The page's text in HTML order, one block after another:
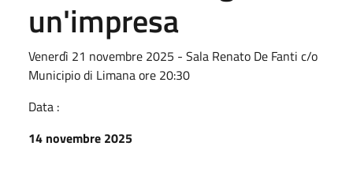
un'impresa
Venerdì 21 novembre 2025 - Sala Renato De Fanti c/o
Municipio di Limana ore 20:30
Data :
14 novembre 2025